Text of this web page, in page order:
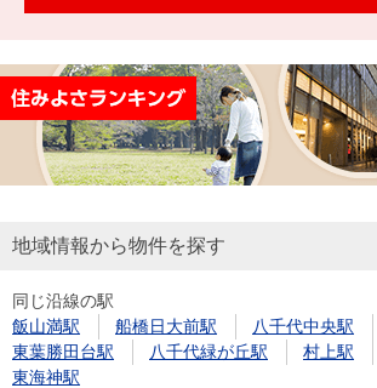
用
物
件
を
す
件を
探す
購入向け
サービス
住宅ロー
ンシミュ
金額
試算
売却向け
周辺相場
住まいと
暮らしの
売却ガイ
ド
（電子ブ
ック版）
地域情報から物件を探す
同じ沿線の駅
飯山満駅
船橋日大前駅 八千代中央駅
東葉勝田台駅
八千代緑が丘駅 村上駅
東海神駅